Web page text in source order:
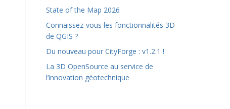
State of the Map 2026
Connaissez-vous les fonctionnalités 3D
de QGIS ?
Du nouveau pour CityForge : v1.2.1 !
La 3D OpenSource au service de
l’innovation géotechnique